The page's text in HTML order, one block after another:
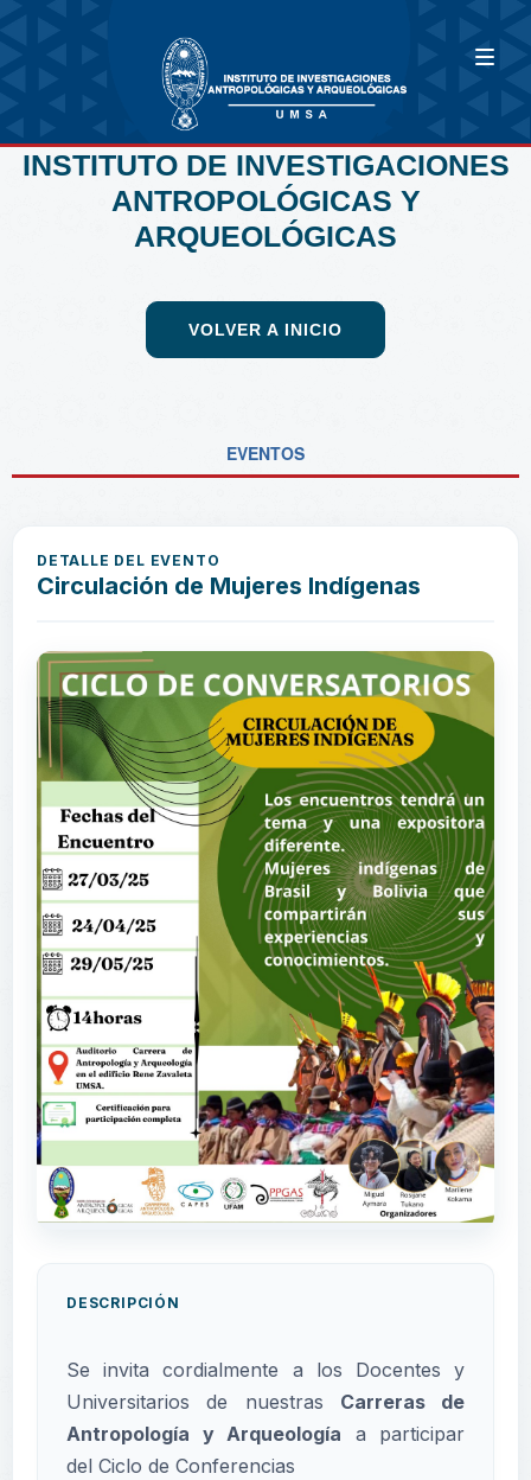
INSTITUTO DE INVESTIGACIONES
ANTROPOLÓGICAS Y
ARQUEOLÓGICAS
VOLVER A INICIO
EVENTOS
DETALLE DEL EVENTO
Circulación de Mujeres Indígenas
DESCRIPCIÓN
Se invita cordialmente a los Docentes y
Universitarios de nuestras Carreras de
Antropología y Arqueología a participar
del Ciclo de Conferencias